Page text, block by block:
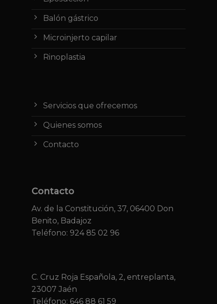
Balón gástrico
Microinjerto capilar
Rinoplastia
Servicios que ofrecemos
Quienes somos
Contacto
Contacto
Av. de la Constitución, 37, 06400 Don
Benito, Badajoz
Teléfono: 924 85 02 96
C. Cruz Roja Española, 2, entreplanta,
23007 Jaén
Teléfono: 646 88 61 59